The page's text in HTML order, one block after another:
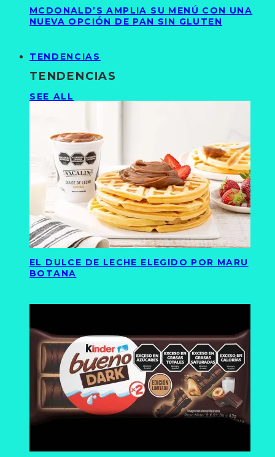
MCDONALD’S AMPLIA SU MENÚ CON UNA
NUEVA OPCIÓN DE PAN SIN GLUTEN
TENDENCIAS
TENDENCIAS
SEE ALL
EL DULCE DE LECHE ELEGIDO POR MARU
BOTANA